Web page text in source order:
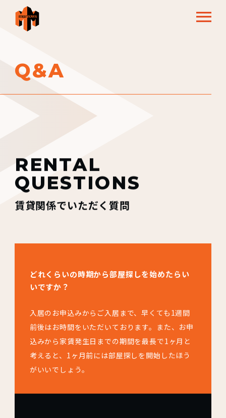
Q&A
RENTAL
QUESTIONS
賃貸関係でいただく質問
どれくらいの時期から部屋探しを始めたらい
いですか？
入居のお申込みからご入居まで、早くても1週間
前後はお時間をいただいております。また、お申
込みから家賃発生日までの期間を最長で1ヶ月と
考えると、1ヶ月前には部屋探しを開始したほう
がいいでしょう。